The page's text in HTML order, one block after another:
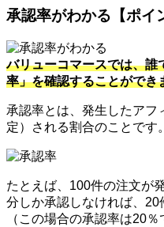
承認率がわかる【ポイ
バリューコマースでは、誰
率」を確認することができ
承認率とは、発生したアフ
定）される割合のことです。
たとえば、100件の注文が
分しか承認しなければ、20
（この場合の承認率は20